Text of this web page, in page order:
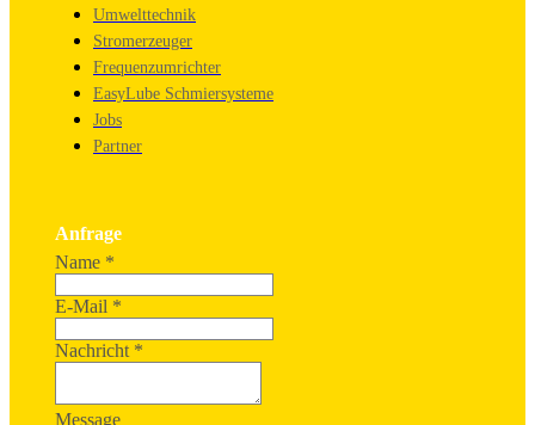
Umwelttechnik
Stromerzeuger
Frequenzumrichter
EasyLube Schmiersysteme
Jobs
Partner
Anfrage
Name *
E-Mail *
Nachricht *
Message